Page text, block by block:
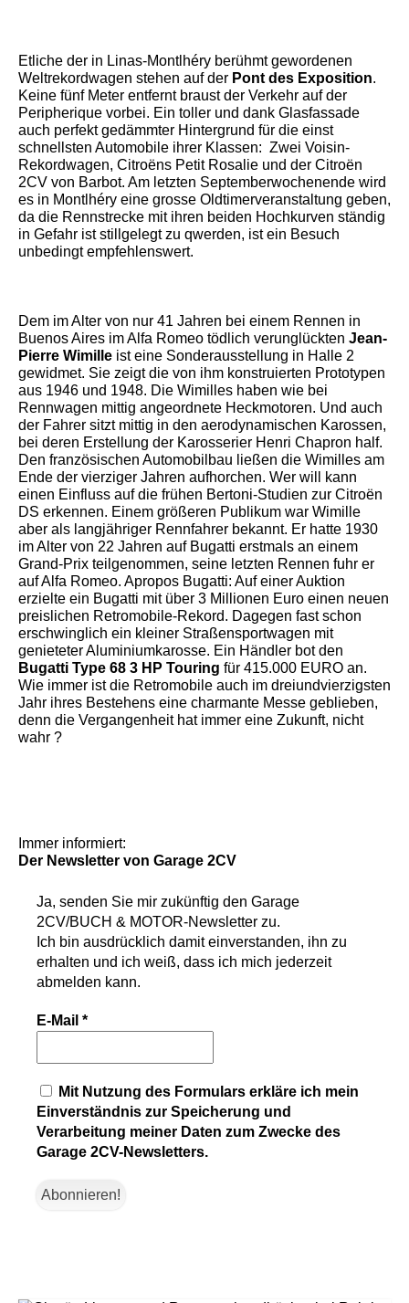
Etliche der in Linas-Montlhéry berühmt gewordenen
Weltrekordwagen stehen auf der Pont des Exposition.
Keine fünf Meter entfernt braust der Verkehr auf der
Peripherique vorbei. Ein toller und dank Glasfassade
auch perfekt gedämmter Hintergrund für die einst
schnellsten Automobile ihrer Klassen: Zwei Voisin-
Rekordwagen, Citroëns Petit Rosalie und der Citroën
2CV von Barbot. Am letzten Septemberwochenende wird
es in Montlhéry eine grosse Oldtimerveranstaltung geben,
da die Rennstrecke mit ihren beiden Hochkurven ständig
in Gefahr ist stillgelegt zu qwerden, ist ein Besuch
unbedingt empfehlenswert.
Dem im Alter von nur 41 Jahren bei einem Rennen in
Buenos Aires im Alfa Romeo tödlich verunglückten Jean-
Pierre Wimille ist eine Sonderausstellung in Halle 2
gewidmet. Sie zeigt die von ihm konstruierten Prototypen
aus 1946 und 1948. Die Wimilles haben wie bei
Rennwagen mittig angeordnete Heckmotoren. Und auch
der Fahrer sitzt mittig in den aerodynamischen Karossen,
bei deren Erstellung der Karosserier Henri Chapron half.
Den französischen Automobilbau ließen die Wimilles am
Ende der vierziger Jahren aufhorchen. Wer will kann
einen Einfluss auf die frühen Bertoni-Studien zur Citroën
DS erkennen. Einem größeren Publikum war Wimille
aber als langjähriger Rennfahrer bekannt. Er hatte 1930
im Alter von 22 Jahren auf Bugatti erstmals an einem
Grand-Prix teilgenommen, seine letzten Rennen fuhr er
auf Alfa Romeo. Apropos Bugatti: Auf einer Auktion
erzielte ein Bugatti mit über 3 Millionen Euro einen neuen
preislichen Retromobile-Rekord. Dagegen fast schon
erschwinglich ein kleiner Straßensportwagen mit
genieteter Aluminiumkarosse. Ein Händler bot den
Bugatti Type 68 3 HP Touring für 415.000 EURO an.
Wie immer ist die Retromobile auch im dreiundvierzigsten
Jahr ihres Bestehens eine charmante Messe geblieben,
denn die Vergangenheit hat immer eine Zukunft, nicht
wahr ?
Immer informiert:
Der Newsletter von Garage 2CV
Ja, senden Sie mir zukünftig den Garage
2CV/BUCH & MOTOR-Newsletter zu.
Ich bin ausdrücklich damit einverstanden, ihn zu
erhalten und ich weiß, dass ich mich jederzeit
abmelden kann.
E-Mail *
Mit Nutzung des Formulars erkläre ich mein
Einverständnis zur Speicherung und
Verarbeitung meiner Daten zum Zwecke des
Garage 2CV-Newsletters.